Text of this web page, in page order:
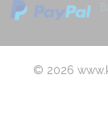
© 2026